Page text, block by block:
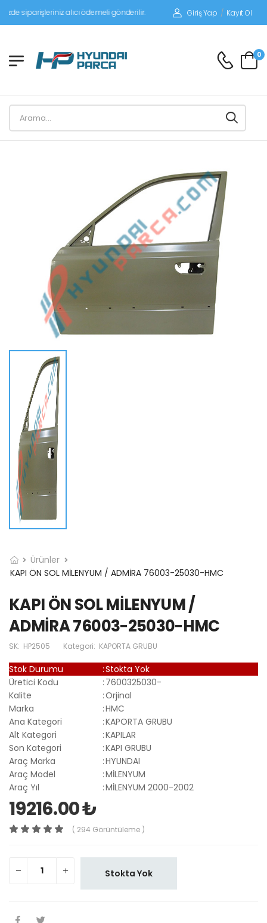
alıcı ödemeli gönderilir. Giriş Yap / Kayıt Ol
0
Ürünler
KAPI ÖN SOL MİLENYUM / ADMİRA 76003-25030-HMC
KAPI ÖN SOL MİLENYUM /
ADMİRA 76003-25030-HMC
SK: HP2505 Kategori: KAPORTA GRUBU
Stok Durumu :Stokta Yok
Üretici Kodu
: 7600325030-
Kalite
:Orjinal
Marka
:HMC
Ana Kategori
:KAPORTA GRUBU
Alt Kategori
:KAPILAR
Son Kategori
:KAPI GRUBU
Araç Marka
:HYUNDAI
Araç Model
:MİLENYUM
Araç Yıl
:MİLENYUM 2000-2002
19216.00 ₺
( 294 Görüntüleme )
Stokta Yok